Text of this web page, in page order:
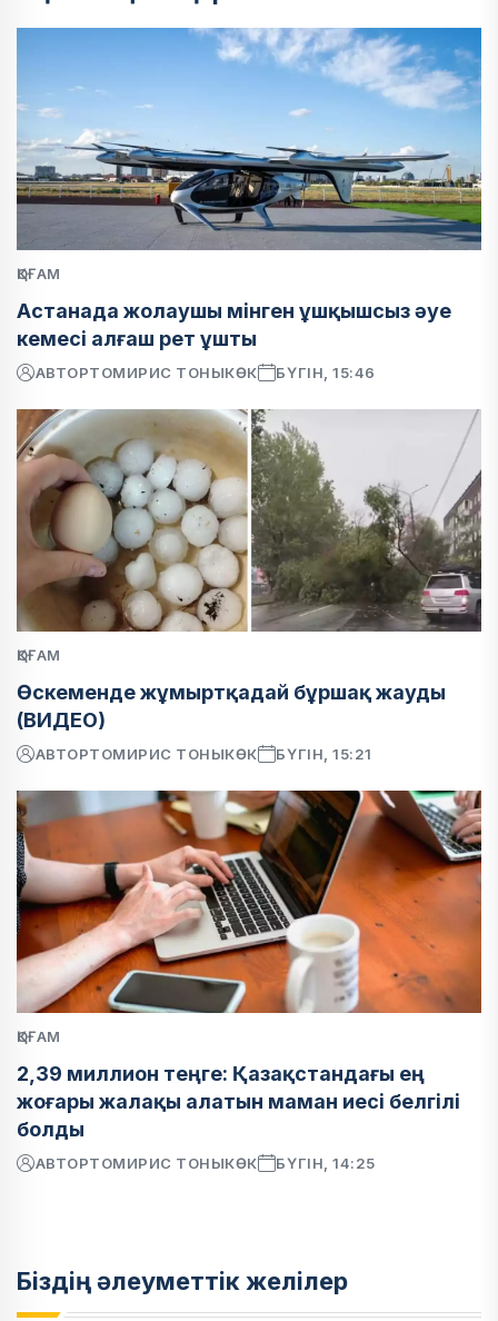
ҚОҒАМ
Астанада жолаушы мінген ұшқышсыз әуе
кемесі алғаш рет ұшты
АВТОРТОМИРИС ТОНЫКӨК БҮГІН, 15:46
ҚОҒАМ
Өскеменде жұмыртқадай бұршақ жауды
(ВИДЕО)
АВТОРТОМИРИС ТОНЫКӨК БҮГІН, 15:21
ҚОҒАМ
2,39 миллион теңге: Қазақстандағы ең
жоғары жалақы алатын маман иесі белгілі
болды
АВТОРТОМИРИС ТОНЫКӨК БҮГІН, 14:25
Біздің әлеуметтік желілер